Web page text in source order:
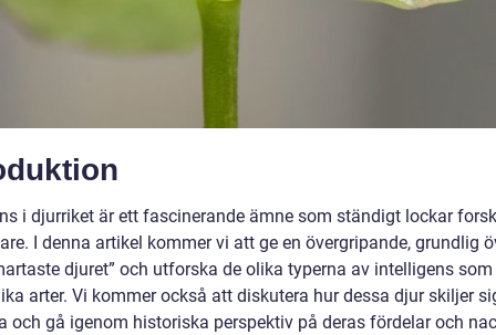
i djurriket är ett fascinerande ämne som ständigt lockar
I denna artikel kommer vi att ge en övergripande, grundlig
djuret” och utforska de olika typerna av intelligens
arter. Vi kommer också att diskutera hur dessa djur skiljer
och gå igenom historiska perspektiv på deras fördelar och